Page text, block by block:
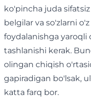
ko'pincha juda
belgilar va so'zlarni
foydalanishga
tashlanishi kerak.
olingan chiqish
gapiradigan bo'lsak,
katta farq bor.